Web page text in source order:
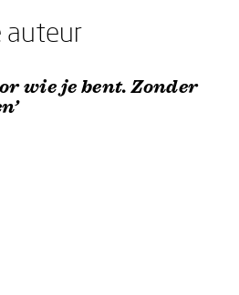
auteur
wie je bent. Zonder